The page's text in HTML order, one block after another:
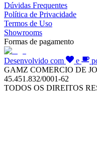
Dúvidas Frequentes
Política de Privacidade
Termos de Uso
Showrooms
Formas de pagamento
Desenvolvido com e
GAMZ COMERCIO DE
45.451.832/0001-62
TODOS OS DIREITOS